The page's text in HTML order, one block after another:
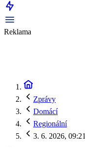
Reklama
Zprávy
Domácí
Regionální
3. 6. 2026, 09:21